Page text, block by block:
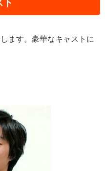
ト
ます。豪華なキャストに